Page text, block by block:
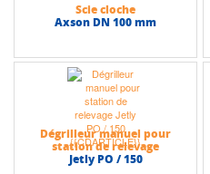
• Débit max : 15 m3/h
Scie cloche
Axson DN 100 mm
Dégrilleur manuel pour
station de relevage
Jetly PO / 150